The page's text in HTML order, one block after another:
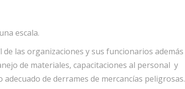
escala.
las organizaciones y sus funcionarios además
de materiales, capacitaciones al personal y
de derrames de mercancías peligrosas.